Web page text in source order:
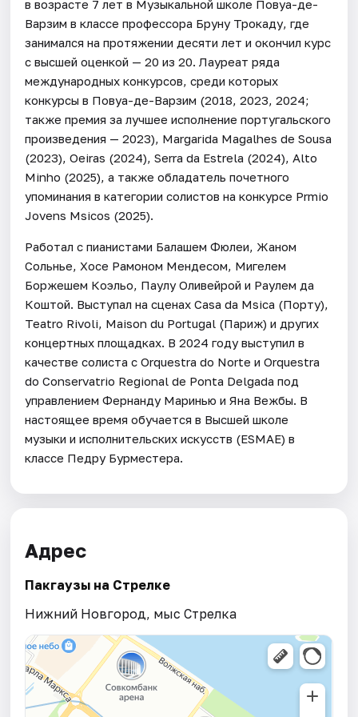
в возрасте 7 лет в Музыкальной школе Повуа-де-
Варзим в классе профессора Бруну Трокаду, где
занимался на протяжении десяти лет и окончил курс
с высшей оценкой — 20 из 20. Лауреат ряда
международных конкурсов, среди которых
конкурсы в Повуа-де-Варзим (2018, 2023, 2024;
также премия за лучшее исполнение португальского
произведения — 2023), Margarida Magalhes de Sousa
(2023), Oeiras (2024), Serra da Estrela (2024), Alto
Minho (2025), а также обладатель почетного
упоминания в категории солистов на конкурсе Prmio
Jovens Msicos (2025).
Работал с пианистами Балашем Фюлеи, Жаном
Сольнье, Хосе Рамоном Мендесом, Мигелем
Боржешем Коэльо, Паулу Оливейрой и Раулем да
Коштой. Выступал на сценах Casa da Msica (Порту),
Teatro Rivoli, Maison du Portugal (Париж) и других
концертных площадках. В 2024 году выступил в
качестве солиста с Orquestra do Norte и Orquestra
do Conservatrio Regional de Ponta Delgada под
управлением Фернанду Маринью и Яна Вежбы. В
настоящее время обучается в Высшей школе
музыки и исполнительских искусств (ESMAE) в
классе Педру Бурместера.
Адрес
Пакгаузы на Стрелке
Нижний Новгород, мыс Стрелка